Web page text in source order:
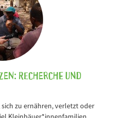
Recherche und
zu ernähren, verletzt oder